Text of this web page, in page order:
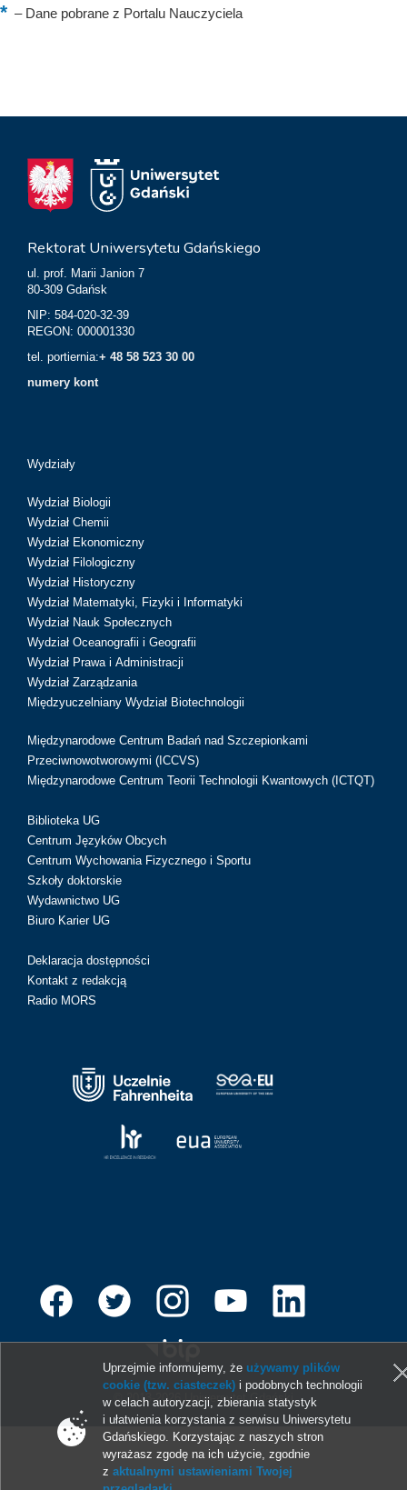
–Dane pobrane z Portalu Nauczyciela
Rektorat Uniwersytetu Gdańskiego
ul. prof. Marii Janion 7
80-309 Gdańsk
NIP: 584-020-32-39
REGON: 000001330
tel. portiernia:+ 48 58 523 30 00
numery kont
Wydziały
Wydział Biologii
Wydział Chemii
Wydział Ekonomiczny
Wydział Filologiczny
Wydział Historyczny
Wydział Matematyki, Fizyki i Informatyki
Wydział Nauk Społecznych
Wydział Oceanografii i Geografii
Wydział Prawa i Administracji
Wydział Zarządzania
Międzyuczelniany Wydział Biotechnologii
Międzynarodowe Centrum Badań nad Szczepionkami
Przeciwnowotworowymi (ICCVS)
Międzynarodowe Centrum Teorii Technologii Kwantowych (ICTQT)
Biblioteka UG
Centrum Języków Obcych
Centrum Wychowania Fizycznego i Sportu
Szkoły doktorskie
Wydawnictwo UG
Biuro Karier UG
Deklaracja dostępności
Kontakt z redakcją
Radio MORS
© 2013-2026 Uniwersytet Gdański
Uprzejmie informujemy, że używamy plików
cookie (tzw. ciasteczek) i podobnych technologii
w celach autoryzacji, zbierania statystyk
i ułatwienia korzystania z serwisu Uniwersytetu
Gdańskiego. Korzystając z naszych stron
wyrażasz zgodę na ich użycie, zgodnie
zaktualnymi ustawieniami Twojej